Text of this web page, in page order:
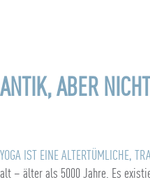
ANTIK, ABER
YOGA IST EINE ALTERTÜMLICHE,
alt – älter als 5000 Jahre. Es